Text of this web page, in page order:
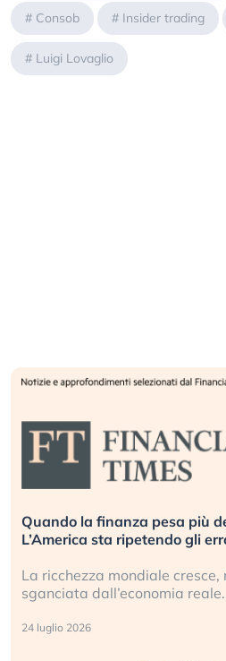
# Consob # Insider trading
# Luigi Lovaglio
Quando la finanza pesa più
L’America sta ripetendo gli
La ricchezza mondiale cresce,
sganciata dall’economia
24 luglio 2026